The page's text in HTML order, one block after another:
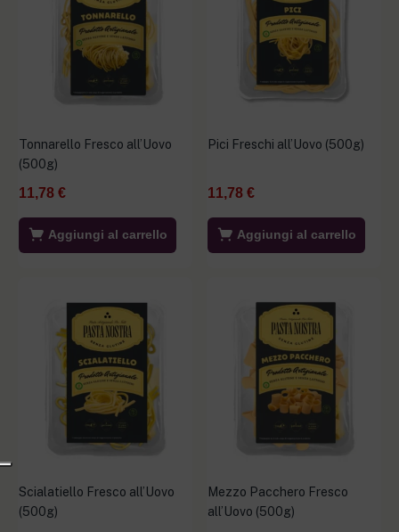
Tonnarello Fresco all’Uovo
(500g)
11,78 €
Aggiungi al carrello
Pici Freschi all’Uovo (500g)
11,78 €
Aggiungi al carrello
Scialatiello Fresco all’Uovo
(500g)
Mezzo Pacchero Fresco
all’Uovo (500g)